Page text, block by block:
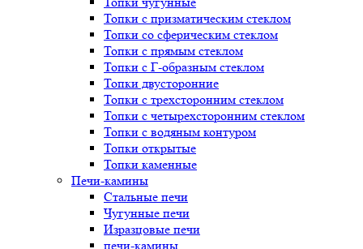
Топки с призматическим стеклом
Топки со сферическим стеклом
Топки с прямым стеклом
Топки с Г-образным стеклом
Топки двусторонние
Топки с трехсторонним стеклом
Топки с четырехсторонним стеклом
Топки с водяным контуром
Топки открытые
Топки каменные
Печи-камины
Стальные печи
Чугунные печи
Изразцовые печи
печи-камины